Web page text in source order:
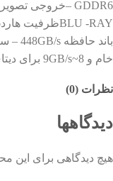
خام و 8~9GB/s برای دیتای فشردهوزن۴۵۰۰ گرم
نظرات (0)
دیدگاهها
هیچ دیدگاهی برای